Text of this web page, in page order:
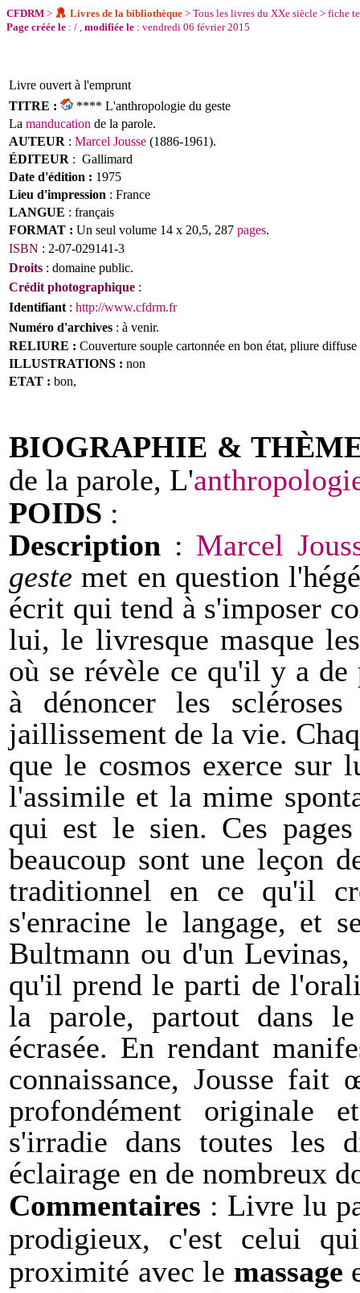
CFDRM > Livres de la bibliothèque > Tous les livres du XXe siècle > fiche
Page créée le : / , modifiée le : vendredi 06 février 2015
Livre ouvert à l'emprunt
TITRE :
**** L'anthropologie du geste
La manducation de la parole.
AUTEUR : Marcel Jousse (1886-1961).
ÉDITEUR : Gallimard
Date d'édition : 1975
Lieu d'impression : France
LANGUE : français
FORMAT : Un seul volume 14 x 20,5, 287 pages.
ISBN : 2-07-029141-3
Droits : domaine public.
Crédit photographique :
Identifiant : http://www.cfdrm.fr
Numéro d'archives : à venir.
RELIURE : Couverture souple cartonnée en bon état, pliure diffuse
ILLUSTRATIONS : non
ETAT : bon,
BIOGRAPHIE &
de la parole, L'
POIDS :
Description : Marcel
geste met en question
écrit qui tend à s'imposer
lui, le livresque masque
où se révèle ce qu'il y a
à dénoncer les
jaillissement de la vie.
que le cosmos exerce sur
l'assimile et la mime
qui est le sien. Ces
beaucoup sont une leçon
traditionnel en ce qu'il
s'enracine le langage, et
Bultmann ou d'un
qu'il prend le parti de
la parole, partout dans
écrasée. En rendant
connaissance, Jousse
profondément originale
s'irradie dans toutes les
éclairage en de nombreux
Commentaires : Livre lu
prodigieux, c'est celui
proximité avec le massage